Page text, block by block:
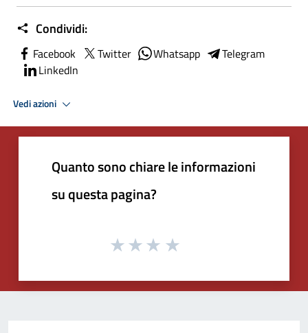
Condividi:
Facebook Twitter Whatsapp
Telegram
LinkedIn
Vedi azioni
Quanto sono chiare le informazioni
su questa pagina?